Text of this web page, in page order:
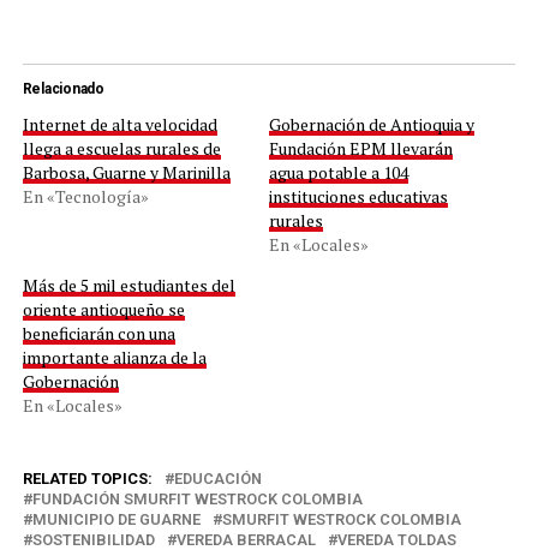
Relacionado
Internet de alta velocidad
llega a escuelas rurales de
Barbosa, Guarne y Marinilla
En «Tecnología»
Gobernación de Antioquia y
Fundación EPM llevarán
agua potable a 104
instituciones educativas
rurales
En «Locales»
Más de 5 mil estudiantes del
oriente antioqueño se
beneficiarán con una
importante alianza de la
Gobernación
En «Locales»
RELATED TOPICS:
EDUCACIÓN
FUNDACIÓN SMURFIT WESTROCK COLOMBIA
MUNICIPIO DE GUARNE
SMURFIT WESTROCK COLOMBIA
SOSTENIBILIDAD
VEREDA BERRACAL VEREDA TOLDAS